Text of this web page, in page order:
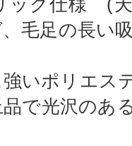
ック仕様 (
毛足の長い
いポリエス
で光沢のあ